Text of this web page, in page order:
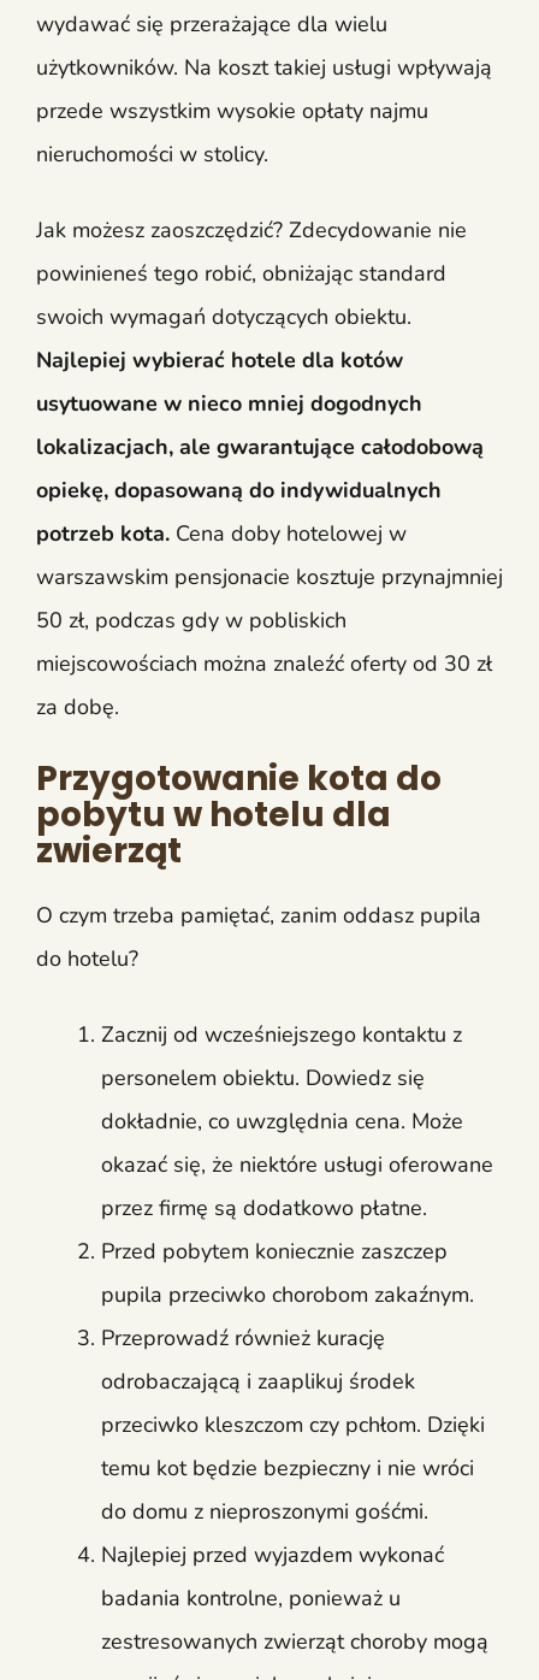
wydawać się przerażające dla wielu
użytkowników. Na koszt takiej usługi wpływają
przede wszystkim wysokie opłaty najmu
nieruchomości w stolicy.
Jak możesz zaoszczędzić? Zdecydowanie nie
powinieneś tego robić, obniżając standard
swoich wymagań dotyczących obiektu.
Najlepiej wybierać hotele dla kotów
usytuowane w nieco mniej dogodnych
lokalizacjach, ale gwarantujące całodobową
opiekę, dopasowaną do indywidualnych
potrzeb kota. Cena doby hotelowej w
warszawskim pensjonacie kosztuje przynajmniej
50 zł, podczas gdy w pobliskich
miejscowościach można znaleźć oferty od 30 zł
za dobę.
Przygotowanie kota do
pobytu w hotelu dla
zwierząt
O czym trzeba pamiętać, zanim oddasz pupila
do hotelu?
Zacznij od wcześniejszego kontaktu z
personelem obiektu. Dowiedz się
dokładnie, co uwzględnia cena. Może
okazać się, że niektóre usługi oferowane
przez firmę są dodatkowo płatne.
Przed pobytem koniecznie zaszczep
pupila przeciwko chorobom zakaźnym.
Przeprowadź również kurację
odrobaczającą i zaaplikuj środek
przeciwko kleszczom czy pchłom. Dzięki
temu kot będzie bezpieczny i nie wróci
do domu z nieproszonymi gośćmi.
Najlepiej przed wyjazdem wykonać
badania kontrolne, ponieważ u
zestresowanych zwierząt choroby mogą